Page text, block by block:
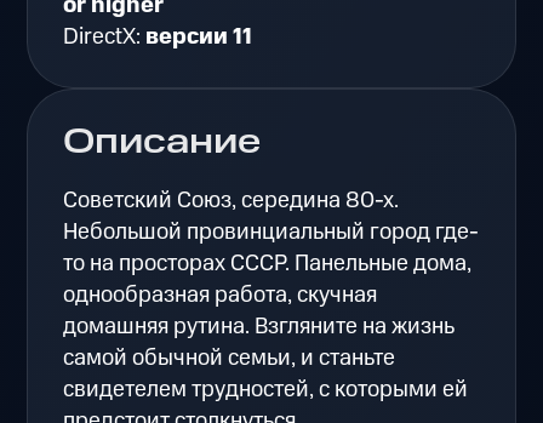
Описание
Советский Союз, середина 80-х.
Небольшой провинциальный город где-
то на просторах СССР. Панельные дома,
однообразная работа, скучная
домашняя рутина. Взгляните на жизнь
самой обычной семьи, и станьте
свидетелем трудностей, с которыми ей
DirectX: версии 11